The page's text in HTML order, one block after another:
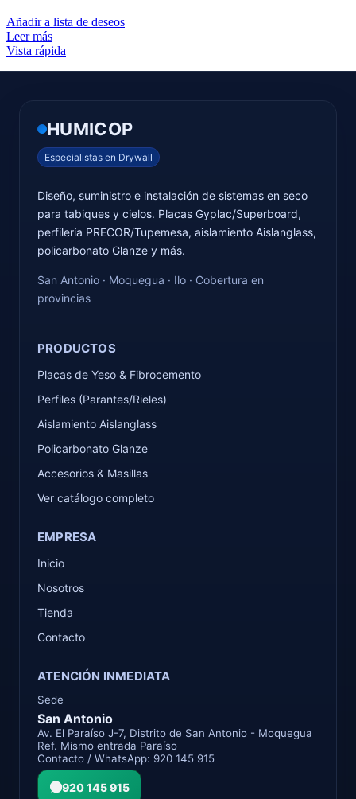
Añadir a lista de deseos
Leer más
Vista rápida
HUMICOP
Especialistas en Drywall
Diseño, suministro e instalación de sistemas en seco
para tabiques y cielos. Placas Gyplac/Superboard,
perfilería PRECOR/Tupemesa, aislamiento Aislanglass,
policarbonato Glanze y más.
San Antonio · Moquegua · Ilo · Cobertura en
provincias
PRODUCTOS
Placas de Yeso & Fibrocemento
Perfiles (Parantes/Rieles)
Aislamiento Aislanglass
Policarbonato Glanze
Accesorios & Masillas
Ver catálogo completo
EMPRESA
Inicio
Nosotros
Tienda
Contacto
ATENCIÓN INMEDIATA
Sede
San Antonio
Av. El Paraíso J-7, Distrito de San Antonio - Moquegua
Ref. Mismo entrada Paraíso
Contacto / WhatsApp: 920 145 915
920 145 915